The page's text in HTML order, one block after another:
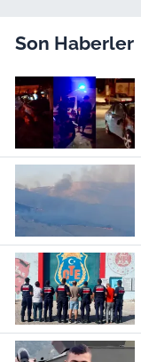
Son Haberler